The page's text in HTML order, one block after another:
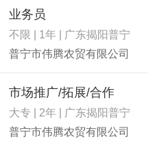
业务员
不限 | 1年 | 广东揭阳普宁
普宁市伟腾农贸有限公司
市场推广/拓展/合作
大专 | 2年 | 广东揭阳普宁
普宁市伟腾农贸有限公司